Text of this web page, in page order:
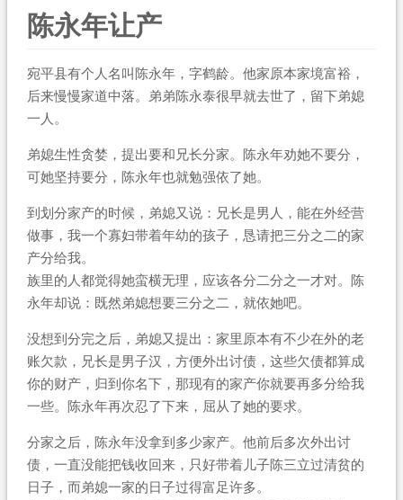
陈永年让产
宛平县有个人名叫陈永年，字鹤龄。他家原本家境富裕，
后来慢慢家道中落。弟弟陈永泰很早就去世了，留下弟媳
一人。
弟媳生性贪婪，提出要和兄长分家。陈永年劝她不要分，
可她坚持要分，陈永年也就勉强依了她。
到划分家产的时候，弟媳又说：兄长是男人，能在外经营
做事，我一个寡妇带着年幼的孩子，恳请把三分之二的家
产分给我。
族里的人都觉得她蛮横无理，应该各分二分之一才对。陈
永年却说：既然弟媳想要三分之二，就依她吧。
没想到分完之后，弟媳又提出：家里原本有不少在外的老
账欠款，兄长是男子汉，方便外出讨债，这些欠债都算成
你的财产，归到你名下，那现有的家产你就要再多分给我
一些。陈永年再次忍了下来，屈从了她的要求。
分家之后，陈永年没拿到多少家产。他前后多次外出讨
债，一直没能把钱收回来，只好带着儿子陈三立过清贫的
日子，而弟媳一家的日子过得富足许多。